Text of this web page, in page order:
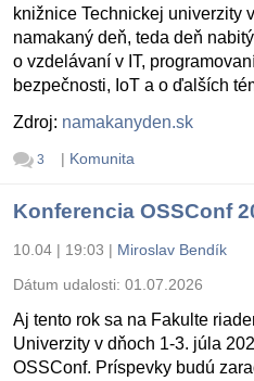
knižnice Technickej univerzity
namakaný deň, teda deň
o vzdelávaní v IT,
bezpečnosti, IoT a o ďalších
Zdroj: namakanyden.sk
3 | Komunita
Konferencia OSSConf
10.04 | 19:03 | Miroslav Bendík
Dátum udalosti: 01.07.2026
Aj tento rok sa na Fakulte
Univerzity v dňoch 1-3. júla
OSSConf. Príspevky budú